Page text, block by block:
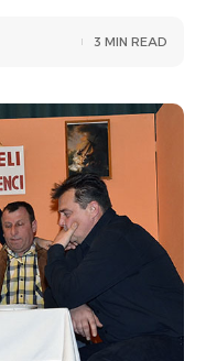
3 MIN READ